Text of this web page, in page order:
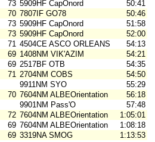
73 5909HF CapOnord
50:41
70 7807IF GO78
50:46
73 5909HF CapOnord
51:58
73 5909HF CapOnord
52:00
71 4504CE ASCO ORLEANS
54:13
69 1408NM VIK'AZIM
54:21
69 2517BF OTB
54:35
71 2704NM COBS
54:50
9911NM SYO
55:29
70 7604NM ALBEOrientation
56:18
9901NM Pass'O
57:48
72 7604NM ALBEOrientation
1:05:01
69 7604NM ALBEOrientation
1:08:18
69 3319NA SMOG 1:13:53